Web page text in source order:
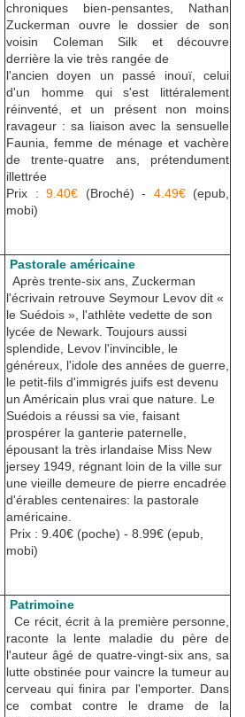
chroniques bien-pensantes, Nathan
Zuckerman ouvre le dossier de son
voisin Coleman Silk et découvre
derrière la vie très rangée de
l'ancien doyen un passé inouï, celui
d'un homme qui s'est littéralement
réinventé, et un présent non moins
ravageur : sa liaison avec la sensuelle
Faunia, femme de ménage et vachère
de trente-quatre ans, prétendument
illettrée
Prix : 9.40€ (Broché) - 4.49€(epub,
mobi)
Pastorale américaine
Après trente-six ans, Zuckerman
l'écrivain retrouve Seymour Levov dit «
le Suédois », l'athlète vedette de son
lycée de Newark. Toujours aussi
splendide, Levov l'invincible, le
généreux, l'idole des années de guerre,
le petit-fils d'immigrés juifs est devenu
un Américain plus vrai que nature. Le
Suédois a réussi sa vie, faisant
prospérer la ganterie paternelle,
épousant la très irlandaise Miss New
jersey 1949, régnant loin de la ville sur
une vieille demeure de pierre encadrée
d'érables centenaires: la pastorale
américaine.
Prix : 9.40€ (poche) - 8.99€ (epub,
mobi)
Patrimoine
Ce récit, écrit à la première personne,
raconte la lente maladie du père de
l'auteur âgé de quatre-vingt-six ans, sa
lutte obstinée pour vaincre la tumeur au
cerveau qui finira par l'emporter. Dans
ce combat contre le drame de la